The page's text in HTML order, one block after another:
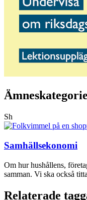
Sh
Samhällsekonomi
Om hur hushållens,
samman. Vi ska också
Relaterade